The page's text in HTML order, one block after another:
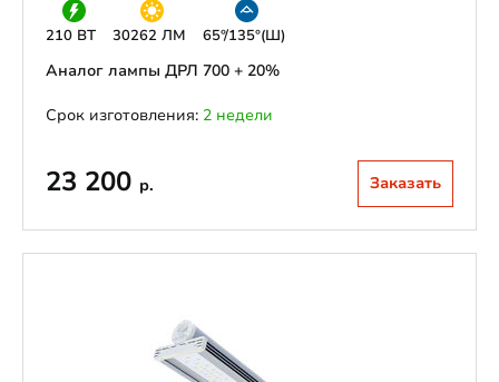
210 ВТ 30262 ЛМ 65°/135°(Ш)
Аналог лампы ДРЛ 700 + 20%
Срок изготовления: 2 недели
23 200 р. Заказать